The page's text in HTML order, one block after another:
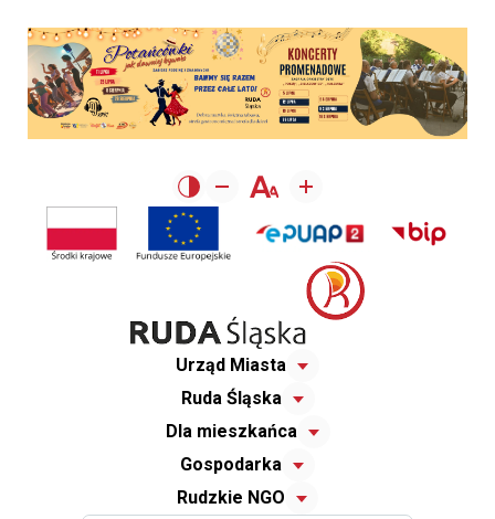
Urząd Miasta
Ruda Śląska
Dla mieszkańca
Gospodarka
Rudzkie NGO